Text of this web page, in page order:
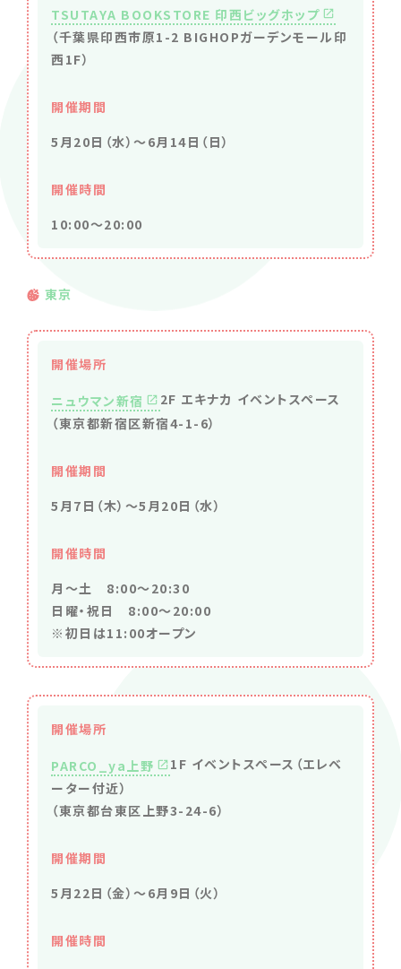
TSUTAYA BOOKSTORE 印西ビッグホップ
（千葉県印西市原1-2 BIGHOPガーデンモール印
西1F）
開催期間
5月20日（水）〜6月14日（日）
開催時間
10:00～20:00
東京
開催場所
ニュウマン新宿
2F エキナカ イベントスペース
（東京都新宿区新宿4-1-6）
開催期間
5月7日（木）〜5月20日（水）
開催時間
月〜土 8:00～20:30
日曜・祝日 8:00～20:00
※初日は11:00オープン
開催場所
PARCO_ya上野
1F イベントスペース（エレベ
ーター付近）
（東京都台東区上野3-24-6）
開催期間
5月22日（金）〜6月9日（火）
開催時間